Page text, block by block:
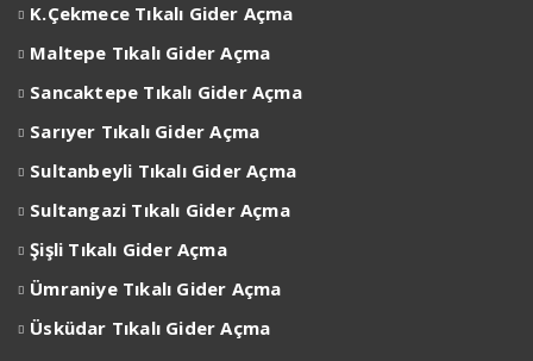
K.Çekmece Tıkalı Gider Açma
Maltepe Tıkalı Gider Açma
Sancaktepe Tıkalı Gider Açma
Sarıyer Tıkalı Gider Açma
Sultanbeyli Tıkalı Gider Açma
Sultangazi Tıkalı Gider Açma
Şişli Tıkalı Gider Açma
Ümraniye Tıkalı Gider Açma
Üsküdar Tıkalı Gider Açma